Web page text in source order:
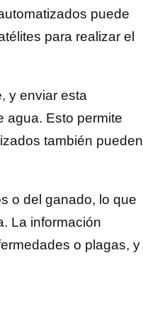
puede
para realizar el
y enviar esta
agua. Esto permite
también pueden
o del ganado, lo que
La información
o plagas, y